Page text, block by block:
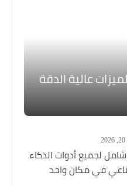
عالية الدقة
لجميع أدوات الذكاء
في مكان واحد